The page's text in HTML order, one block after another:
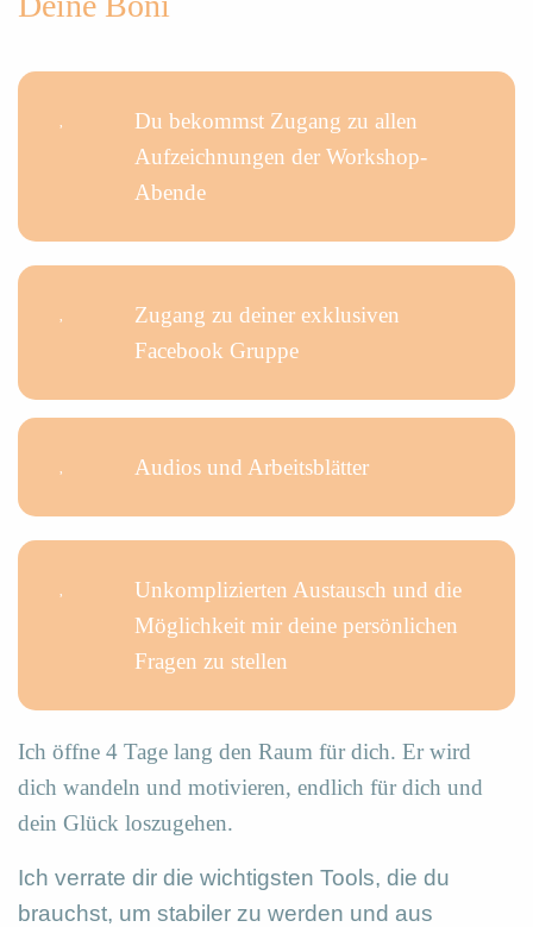
Du bekommst Zugang zu allen
Aufzeichnungen der Workshop-
Abende
Zugang zu deiner exklusiven
Facebook Gruppe
Audios und Arbeitsblätter
Unkomplizierten Austausch und die
Möglichkeit mir deine persönlichen
Fragen zu stellen
Ich öffne 4 Tage lang den Raum für dich. Er wird
dich wandeln und motivieren, endlich für dich und
dein Glück loszugehen.
Ich verrate dir die wichtigsten Tools, die du
brauchst, um stabiler zu werden und aus